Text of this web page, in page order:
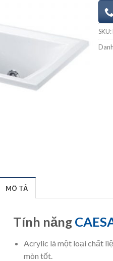
SKU:
MÔ TẢ
Tính năng
Acrylic là một loại chất
mòn tốt.